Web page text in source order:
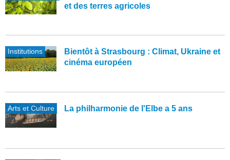
et des terres agricoles
Institutions
Bientôt à Strasbourg : Climat, Ukraine et
cinéma européen
Arts et Culture La philharmonie de l'Elbe a 5 ans